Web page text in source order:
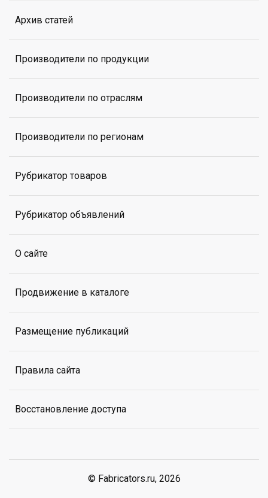
Архив статей
Производители по продукции
Производители по отраслям
Производители по регионам
Рубрикатор товаров
Рубрикатор объявлений
О сайте
Продвижение в каталоге
Размещение публикаций
Правила сайта
Восстановление доступа
© Fabricators.ru, 2026